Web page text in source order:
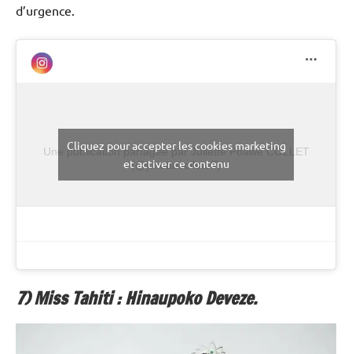
d’urgence.
Une publication partagée par Juliette Poawe COLLET
(@juliettecolletoff)
Cliquez pour accepter les cookies marketing
et activer ce contenu
7) Miss Tahiti : Hinaupoko Deveze.